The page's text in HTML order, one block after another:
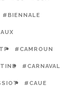
#BIENNALE
#CAMROUN
#CARNAVAL
#CAUE